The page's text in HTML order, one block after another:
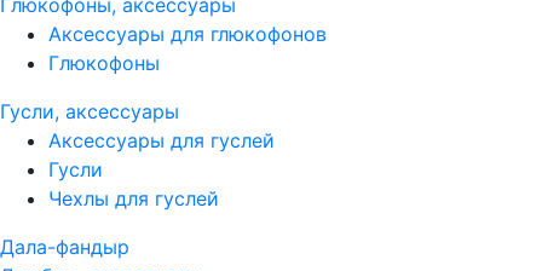
Глюкофоны, аксессуары
Аксессуары для глюкофонов
Глюкофоны
Гусли, аксессуары
Аксессуары для гуслей
Гусли
Чехлы для гуслей
Дала-фандыр